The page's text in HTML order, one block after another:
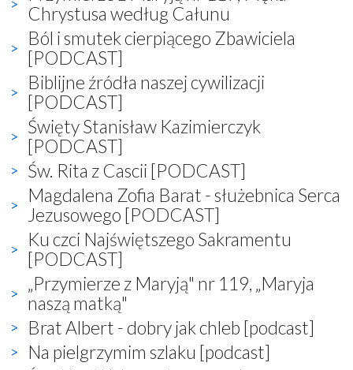
Chrystusa według Całunu
Ból i smutek cierpiącego Zbawiciela
[PODCAST]
Biblijne źródła naszej cywilizacji
[PODCAST]
Święty Stanisław Kazimierczyk
[PODCAST]
Św. Rita z Cascii [PODCAST]
Magdalena Zofia Barat - służebnica Serca
Jezusowego [PODCAST]
Ku czci Najświętszego Sakramentu
[PODCAST]
„Przymierze z Maryją" nr 119, „Maryja
naszą matką"
Brat Albert - dobry jak chleb [podcast]
Na pielgrzymim szlaku [podcast]